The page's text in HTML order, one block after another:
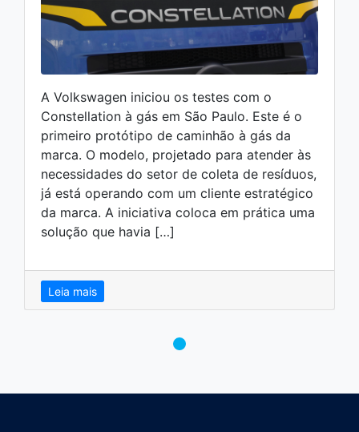
A Volkswagen iniciou os testes com o
Constellation à gás em São Paulo. Este é o
primeiro protótipo de caminhão à gás da
marca. O modelo, projetado para atender às
necessidades do setor de coleta de resíduos,
já está operando com um cliente estratégico
da marca. A iniciativa coloca em prática uma
solução que havia […]
Leia mais